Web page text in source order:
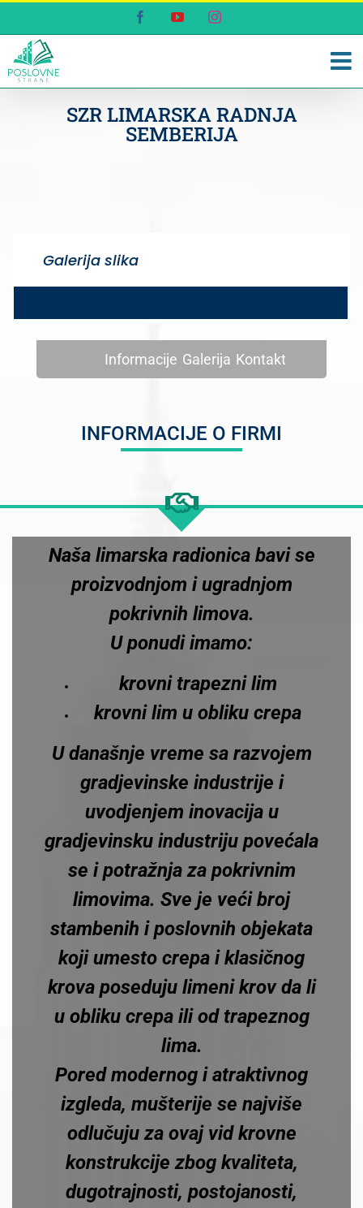
content
FacebookYouTubeInstagram
SZR LIMARSKA RADNJA
SEMBERIJA
Galerija slika
Informacije Galerija Kontakt
INFORMACIJE O FIRMI
Naša limarska radionica bavi se
proizvodnjom i ugradnjom
pokrivnih limova.
U ponudi imamo:
krovni trapezni lim
krovni lim u obliku crepa
U današnje vreme sa razvojem
gradjevinske industrije i
uvodjenjem inovacija u
gradjevinsku industriju povećala
se i potražnja za pokrivnim
limovima. Sve je veći broj
stambenih i poslovnih objekata
koji umesto crepa i klasičnog
krova poseduju limeni krov da li
u obliku crepa ili od trapeznog
lima.
Pored modernog i atraktivnog
izgleda, mušterije se najviše
odlučuju za ovaj vid krovne
konstrukcije zbog kvaliteta,
dugotrajnosti, postojanosti,